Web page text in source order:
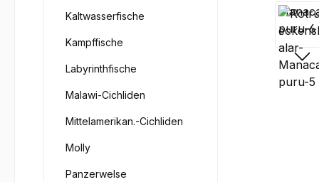
Kaltwasserfische
Kampffische
Labyrinthfische
Malawi-Cichliden
Mittelamerikan.-Cichliden
Molly
Panzerwelse